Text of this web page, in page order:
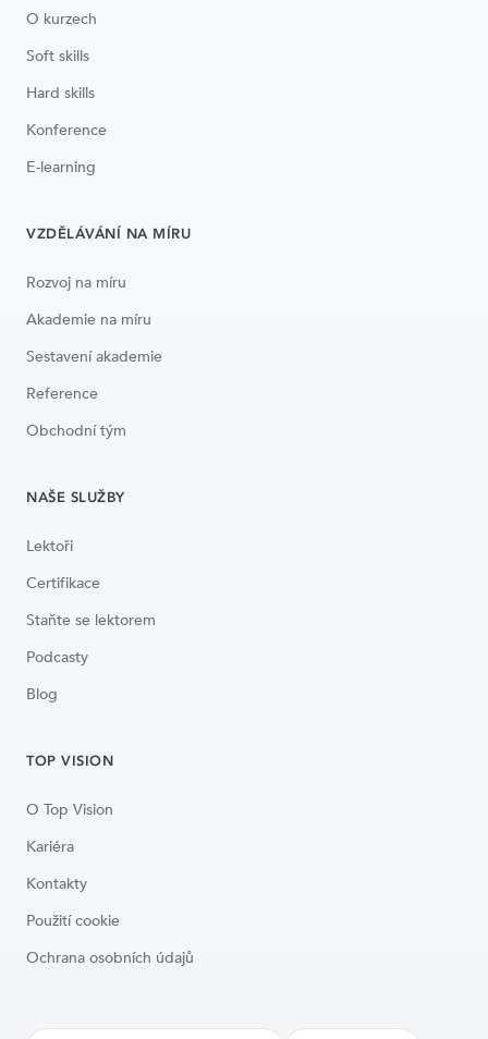
O kurzech
Soft skills
Hard skills
Konference
E-learning
VZDĚLÁVÁNÍ NA MÍRU
Rozvoj na míru
Akademie na míru
Sestavení akademie
Reference
Obchodní tým
NAŠE SLUŽBY
Lektoři
Certifikace
Staňte se lektorem
Podcasty
Blog
TOP VISION
O Top Vision
Kariéra
Kontakty
Použití cookie
Ochrana osobních údajů